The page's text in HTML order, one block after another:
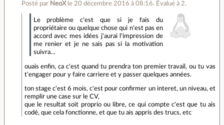
Posté par NeoX le 20 décembre 2016 à 08:16. Évalué à 2.
Le problème c'est que si je fais du
propriétaire ou quelque chose qui n'est pas en
accord avec mes idées j'aurai l'impression de
me renier et je ne sais pas si la motivation
suivra…
ouais enfin, ca c'est quand tu prendra ton premier travail, ou tu vas
t'engager pour y faire carriere et y passer quelques années.
ton stage c'est 6 mois, c'est pour confirmer un interet, un niveau, et
remplir une case sur le CV,
que le resultat soit proprio ou libre, ce qui compte c'est que tu ais
codé, que cela fonctionne, et que tu ais appris des trucs, etc